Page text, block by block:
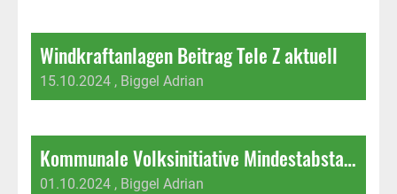
Windkraftanlagen Beitrag Tele Z aktuell
15.10.2024 , Biggel Adrian
Kommunale Volksinitiative Mindestabstand von Windrädern
01.10.2024 , Biggel Adrian